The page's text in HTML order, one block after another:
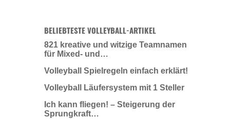
BELIEBTESTE VOLLEYBALL-ARTIKEL
821 kreative und witzige Teamnamen
für Mixed- und…
Volleyball Spielregeln einfach erklärt!
Volleyball Läufersystem mit 1 Steller
Ich kann fliegen! – Steigerung der
Sprungkraft…